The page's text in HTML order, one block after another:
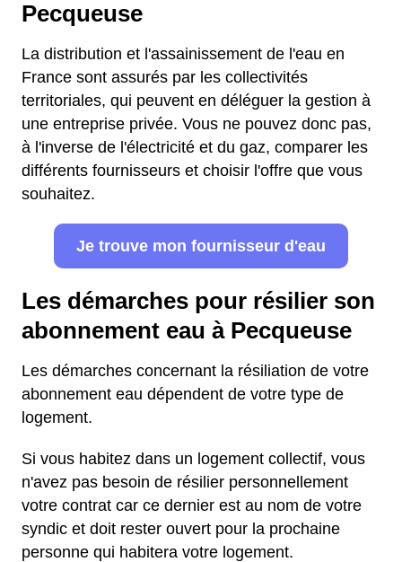
Pecqueuse
La distribution et l'assainissement de l'eau en
France sont assurés par les collectivités
territoriales, qui peuvent en déléguer la gestion à
une entreprise privée. Vous ne pouvez donc pas,
à l'inverse de l'électricité et du gaz, comparer les
différents fournisseurs et choisir l'offre que vous
souhaitez.
Je trouve mon fournisseur d'eau
Les démarches pour résilier son
abonnement eau à Pecqueuse
Les démarches concernant la résiliation de votre
abonnement eau dépendent de votre type de
logement.
Si vous habitez dans un logement collectif, vous
n'avez pas besoin de résilier personnellement
votre contrat car ce dernier est au nom de votre
syndic et doit rester ouvert pour la prochaine
personne qui habitera votre logement.